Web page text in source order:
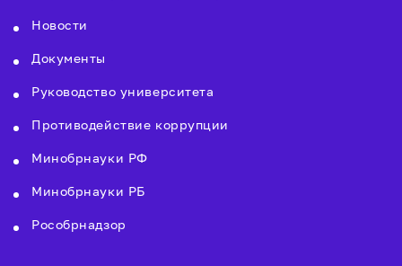
Новости
Документы
Руководство университета
Противодействие коррупции
Минобрнауки РФ
Минобрнауки РБ
Рособрнадзор